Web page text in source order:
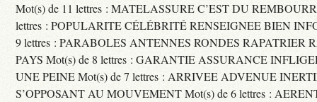
Mot(s) de 11 lettres : MATELASSURE C’EST DU
lettres : POPULARITE CÉLÉBRITÉ RENSEIGNEE BIEN
9 lettres : PARABOLES ANTENNES RONDES RAPATRIER
PAYS Mot(s) de 8 lettres : GARANTIE ASSURANCE
UNE PEINE Mot(s) de 7 lettres : ARRIVEE ADVENUE
S’OPPOSANT AU MOUVEMENT Mot(s) de 6 lettres :